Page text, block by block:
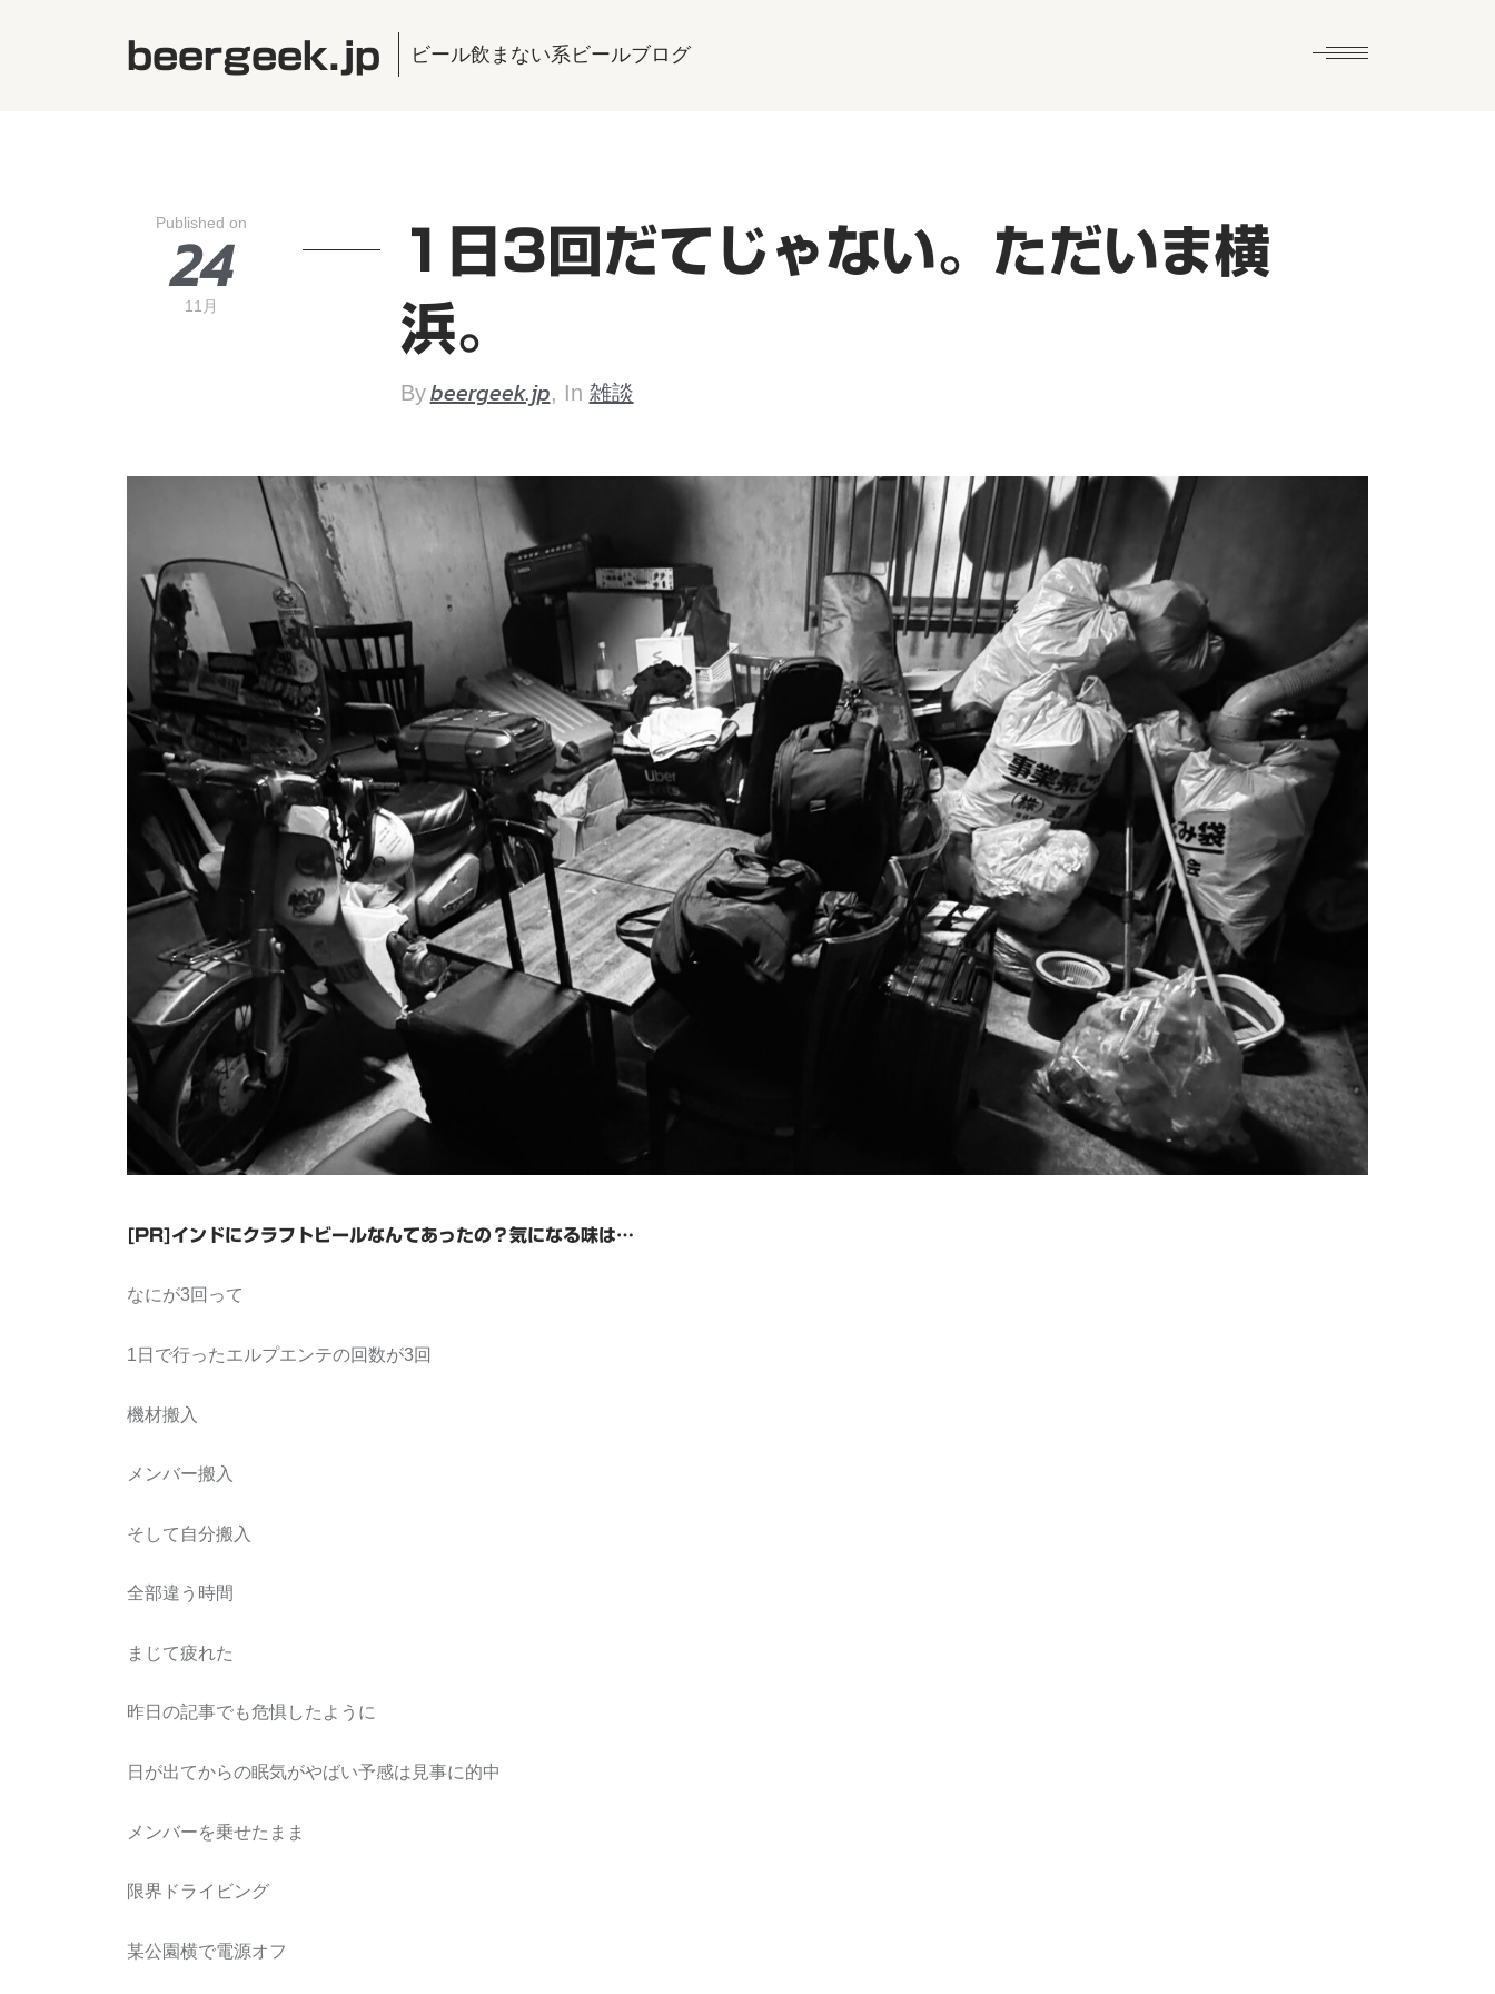
beergeek.jp ビール飲まない系ビールブログ
Published on
24
11月
1日3回だてじゃない。ただいま横
浜。
Bybeergeek.jp, In 雑談
[PR]インドにクラフトビールなんてあったの？気になる味は…
なにが3回って
1日で行ったエルプエンテの回数が3回
機材搬入
メンバー搬入
そして自分搬入
全部違う時間
まじて疲れた
昨日の記事でも危惧したように
日が出てからの眠気がやばい予感は見事に的中
メンバーを乗せたまま
限界ドライビング
某公園横で電源オフ